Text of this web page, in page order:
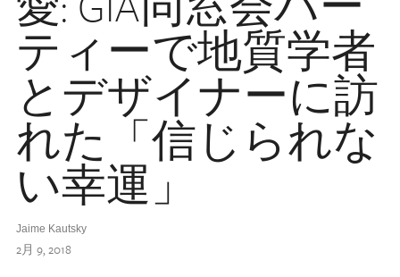
ティーで地質学者
とデザイナーに訪
れた「信じられな
い幸運」
Jaime Kautsky
2月 9, 2018